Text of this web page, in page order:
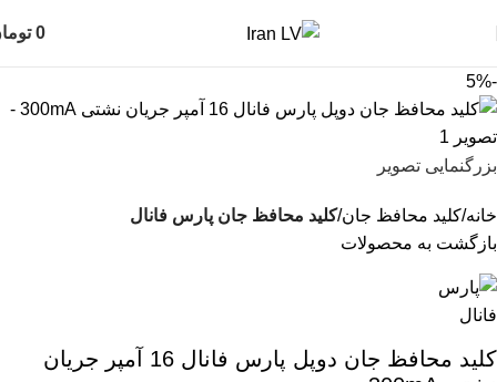
0
-5%
بزرگنمایی تصویر
خانه کلید محافظ جان کلید محافظ جان پارس فانال
بازگشت به محصولات
کلید محافظ جان دوپل پارس فانال 16 آمپر جریان